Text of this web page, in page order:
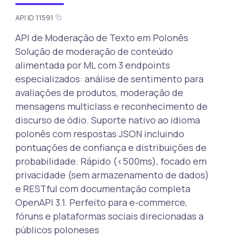
API ID 11591
API de Moderação de Texto em Polonês
Solução de moderação de conteúdo
alimentada por ML com 3 endpoints
especializados: análise de sentimento para
avaliações de produtos, moderação de
mensagens multiclass e reconhecimento de
discurso de ódio. Suporte nativo ao idioma
polonês com respostas JSON incluindo
pontuações de confiança e distribuições de
probabilidade. Rápido (<500ms), focado em
privacidade (sem armazenamento de dados)
e RESTful com documentação completa
OpenAPI 3.1. Perfeito para e-commerce,
fóruns e plataformas sociais direcionadas a
públicos poloneses